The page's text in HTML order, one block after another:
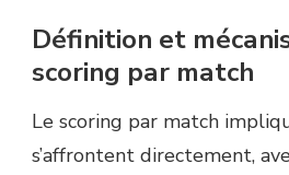
Définition et
scoring par match
Le scoring par match
s’affrontent directement,